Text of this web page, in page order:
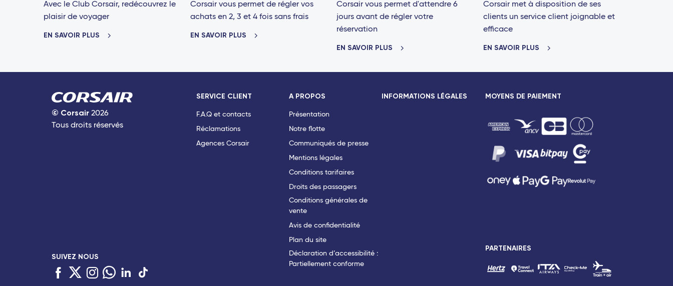
Avec le Club Corsair, redécouvrez le
plaisir de voyager
EN SAVOIR PLUS
Corsair vous permet de régler vos
achats en 2, 3 et 4 fois sans frais
EN SAVOIR PLUS
Corsair vous permet d'attendre 6
jours avant de régler votre
réservation
EN SAVOIR PLUS
Corsair met à disposition de ses
clients un service client joignable et
efficace
EN SAVOIR PLUS
© Corsair 2026
Tous droits réservés
SUIVEZ NOUS
SERVICE CLIENT
F.A.Q et contacts
Réclamations
Agences Corsair
A PROPOS
Présentation
Notre flotte
Communiqués de presse
Mentions légales
Conditions tarifaires
Droits des passagers
Conditions générales de
vente
Avis de confidentialité
Plan du site
Déclaration d’accessibilité :
Partiellement conforme
INFORMATIONS LÉGALES MOYENS DE PAIEMENT
PARTENAIRES